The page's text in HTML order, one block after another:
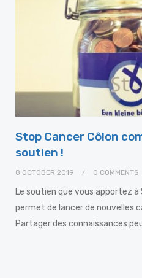
Stop Cancer Côlon
soutien !
8 OCTOBER 2019 0 COMMENTS
Le soutien que vous apportez à
permet de lancer de nouvelles
Partager des connaissances